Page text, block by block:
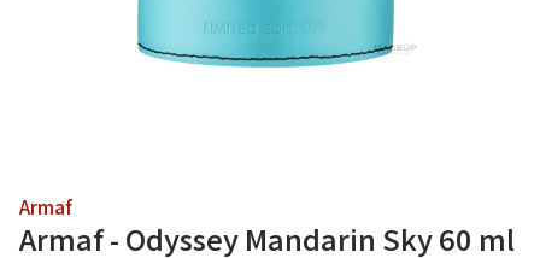
Armaf
Armaf - Odyssey Mandarin Sky 60 ml